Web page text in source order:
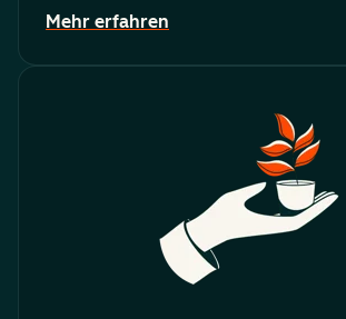
Mehr erfahren